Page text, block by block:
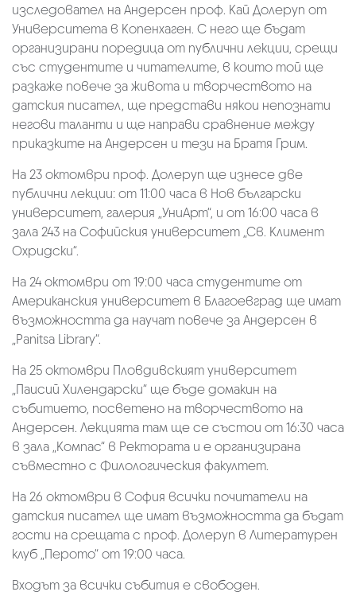
изследовател на Андерсен проф. Кай Долеруп от
Университета в Копенхаген. С него ще бъдат
организирани поредица от публични лекции, срещи
със студентите и читателите, в които той ще
разкаже повече за живота и творчеството на
датския писател, ще представи някои непознати
негови таланти и ще направи сравнение между
приказките на Андерсен и тези на Братя Грим.
На 23 октомври проф. Долеруп ще изнесе две
публични лекции: от 11:00 часа в Нов български
университет, галерия „УниАрт“, и от 16:00 часа в
зала 243 на Софийския университет „Св. Климент
Охридски“.
На 24 октомври от 19:00 часа студентите от
Американския университет в Благоевград ще имат
възможността да научат повече за Андерсен в
„Panitsa Library“.
На 25 октомври Пловдивският университет
„Паисий Хилендарски“ ще бъде домакин на
събитието, посветено на творчеството на
Андерсен. Лекцията там ще се състои от 16:30 часа
в зала „Компас“ в Ректората и е организирана
съвместно с Филологическия факултет.
На 26 октомври в София всички почитатели на
датския писател ще имат възможността да бъдат
гости на срещата с проф. Долеруп в Литературен
клуб „Перото“ от 19:00 часа.
Входът за всички събития е свободен.